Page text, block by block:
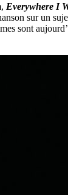
Everywhere I
sur un
sont